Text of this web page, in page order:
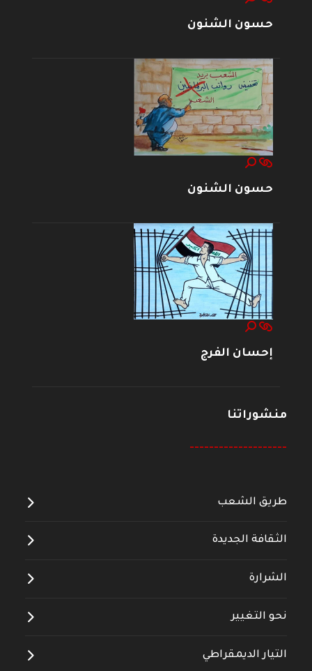
حسون الشنون
حسون الشنون
إحسان الفرج
منشوراتنا
--------------------
طريق الشعب
الثقافة الجديدة
الشرارة
نحو التغيير
التيار الديمقراطي